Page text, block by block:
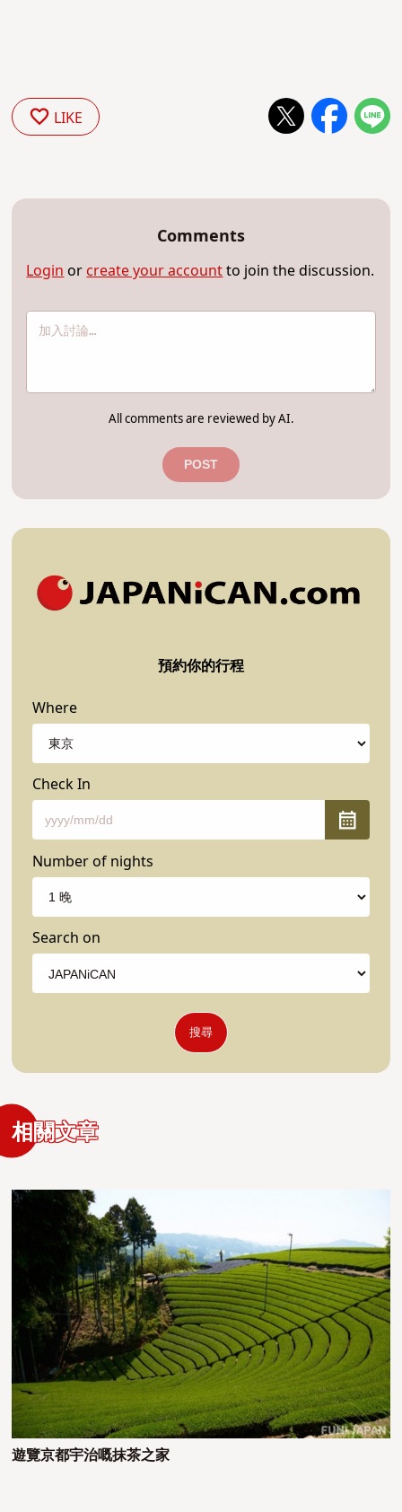
LIKE
Comments
Loginorcreate your accountto join the discussion.
All comments are reviewed by AI.
POST
預約你的行程
Where
Check In
Number of nights
Search on
搜尋
相關文章
遊覽京都宇治嘅抹茶之家